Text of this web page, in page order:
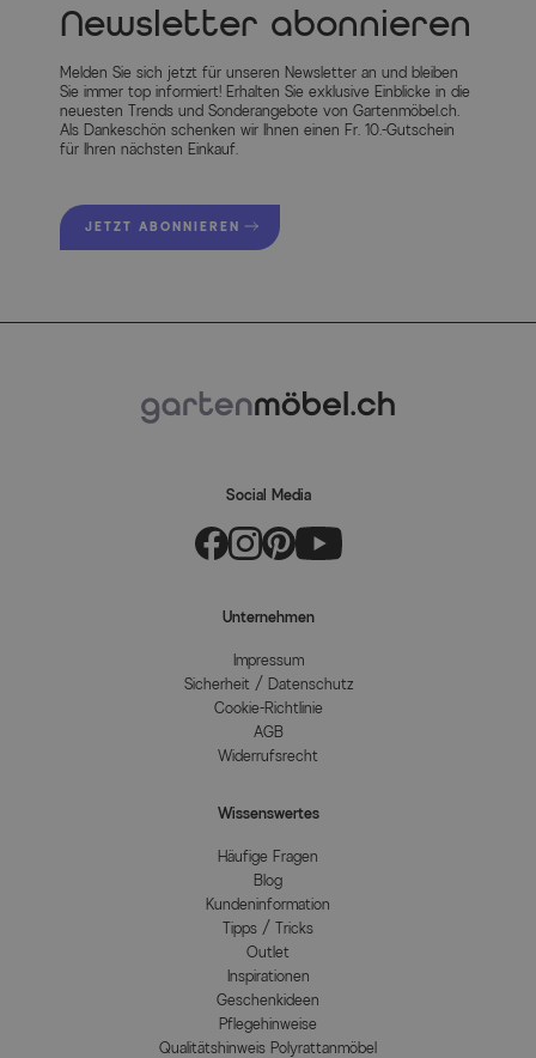
Newsletter abonnieren
Melden Sie sich jetzt für unseren Newsletter an und bleiben
Sie immer top informiert! Erhalten Sie exklusive Einblicke in die
neuesten Trends und Sonderangebote von Gartenmöbel.ch.
Als Dankeschön schenken wir Ihnen einen Fr. 10.-Gutschein
für Ihren nächsten Einkauf.
JETZT ABONNIEREN
Social Media
Unternehmen
Impressum
Sicherheit / Datenschutz
Cookie-Richtlinie
AGB
Widerrufsrecht
Wissenswertes
Häufige Fragen
Blog
Kundeninformation
Tipps / Tricks
Outlet
Inspirationen
Geschenkideen
Pflegehinweise
Qualitätshinweis Polyrattanmöbel